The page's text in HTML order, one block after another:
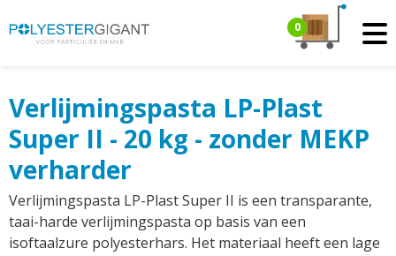
0
Verlijmingspasta LP-Plast
Super II - 20 kg - zonder MEKP
verharder
Verlijmingspasta LP-Plast Super II is een transparante,
taai-harde verlijmingspasta op basis van een
isoftaalzure polyesterhars. Het materiaal heeft een lage